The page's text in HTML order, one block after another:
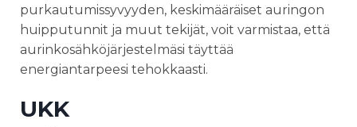
purkautumissyvyyden, keskimääräiset auringon
huipputunnit ja muut tekijät, voit varmistaa, että
aurinkosähköjärjestelmäsi täyttää
energiantarpeesi tehokkaasti.
UKK